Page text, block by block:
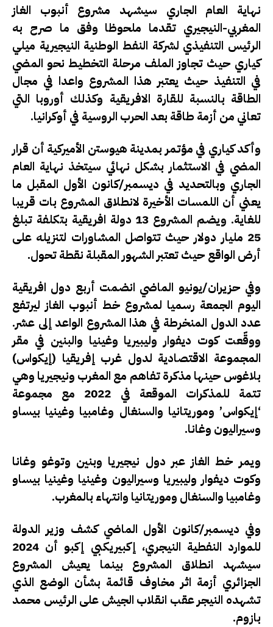
نهاية العام الجاري سيشهد مشروع أنبوب الغاز
المغربي-النيجيري تقدما ملحوظا وفق ما صرح به
الرئيس التنفيذي لشركة النفط الوطنية النيجيرية ميلي
كياري حيث تجاوز الملف مرحلة التخطيط نحو المضي
في التنفيذ حيث يعتبر هذا المشروع واعدا في مجال
الطاقة بالنسبة للقارة الافريقية وكذلك أوروبا التي
تعاني من أزمة طاقة بعد الحرب الروسية في أوكرانيا.
وأكد كياري في مؤتمر بمدينة هيوستن الأميركية أن قرار
المضي في الاستثمار بشكل نهائي سيتخذ نهاية العام
الجاري وبالتحديد في ديسمبر/كانون الأول المقبل ما
يعني أن اللمسات الأخيرة لانطلاق المشروع بات قريبا
للغاية. ويضم المشروع 13 دولة افريقية بتكلفة تبلغ
25 مليار دولار حيث تتواصل المشاورات لتنزيله على
أرض الواقع حيث تعتبر الشهور المقبلة نقطة تحول.
وفي حزيران/يونيو الماضي انضمت أربع دول افريقية
اليوم الجمعة رسميا لمشروع خط أنبوب الغاز ليرتفع
عدد الدول المنخرطة في هذا المشروع الواعد إلى عشر.
ووقّعت كوت ديفوار وليبيريا وغينيا والبنين في مقر
المجموعة الاقتصادية لدول غرب إفريقيا (إيكواس)
بلاغوس حينها مذكرة تفاهم مع المغرب ونيجيريا وهي
تتمة للمذكرات الموقعة في 2022 مع مجموعة
‘إيكواس’ وموريتانيا والسنغال وغامبيا وغينيا بيساو
وسيراليون وغانا.
ويمر خط الغاز عبر دول نيجيريا وبنين وتوغو وغانا
وكوت ديفوار وليبيريا وسيراليون وغينيا وغينيا بيساو
وغامبيا والسنغال وموريتانيا وانتهاء بالمغرب.
وفي ديسمبر/كانون الأول الماضي كشف وزير الدولة
للموارد النفطية النيجري، إكبيريكبي إكبو أن 2024
سيشهد انطلاق المشروع بينما يعيش المشروع
الجزائري أزمة اثر مخاوف قائمة بشأن الوضع الذي
تشهده النيجر عقب انقلاب الجيش على الرئيس محمد
بازوم.